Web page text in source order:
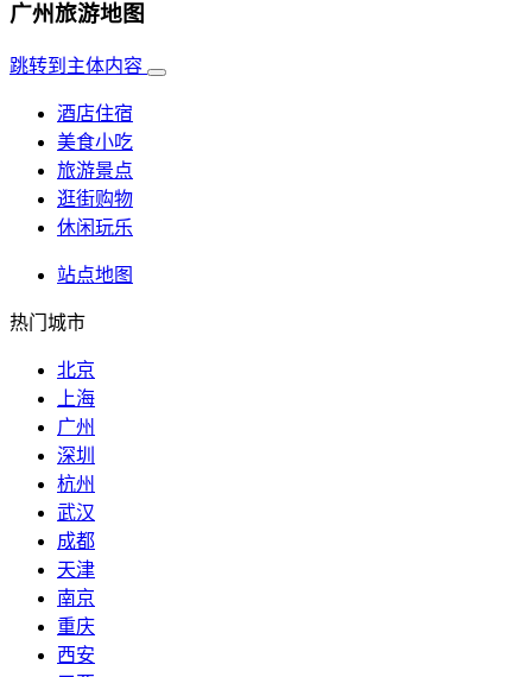
广州旅游地图
跳转到主体内容
酒店住宿
美食小吃
旅游景点
逛街购物
休闲玩乐
站点地图
热门城市
北京
上海
广州
深圳
杭州
武汉
成都
天津
南京
重庆
西安